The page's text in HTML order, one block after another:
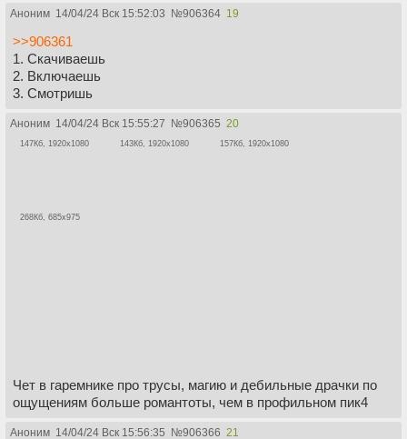
Аноним 14/04/24 Вск 15:52:03 №906364 19
>>906361
1. Скачиваешь
2. Включаешь
3. Смотришь
Аноним 14/04/24 Вск 15:55:27 №906365 20
147Кб, 1920x1080 143Кб, 1920x1080 157Кб, 1920x1080
268Кб, 685x975
Чет в гаремнике про трусы, магию и дебильные драчки по
ощущениям больше романтоты, чем в профильном пик4
Аноним 14/04/24 Вск 15:56:35 №906366 21